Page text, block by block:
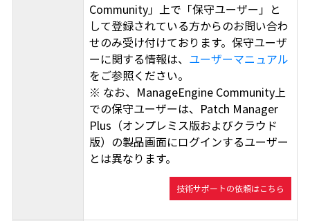
Community」上で「保守ユーザー」と
して登録されている方からのお問い合わ
せのみ受け付けております。保守ユーザ
ーに関する情報は、 ユーザーマニュアル
をご参照ください。
※ なお、ManageEngine Community上
での保守ユーザーは、Patch Manager
Plus（オンプレミス版およびクラウド
版）の製品画面にログインするユーザー
とは異なります。
技術サポートの依頼はこちら